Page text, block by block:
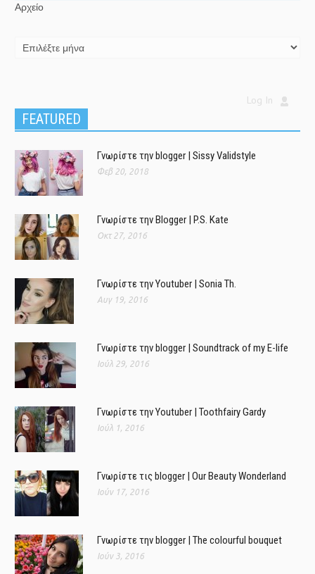
Αρχείο
Log In
FEATURED
Γνωρίστε την blogger | Sissy Validstyle
Φεβ 20, 2018
Γνωρίστε την Blogger | P.S. Kate
Οκτ 27, 2016
Γνωρίστε την Youtuber | Sonia Th.
Αυγ 19, 2016
Γνωρίστε την blogger | Soundtrack of my E-life
Ιούλ 29, 2016
Γνωρίστε την Youtuber | Toothfairy Gardy
Ιούλ 1, 2016
Γνωρίστε τις blogger | Our Beauty Wonderland
Ιούν 17, 2016
Γνωρίστε την blogger | The colourful bouquet
Ιούν 3, 2016